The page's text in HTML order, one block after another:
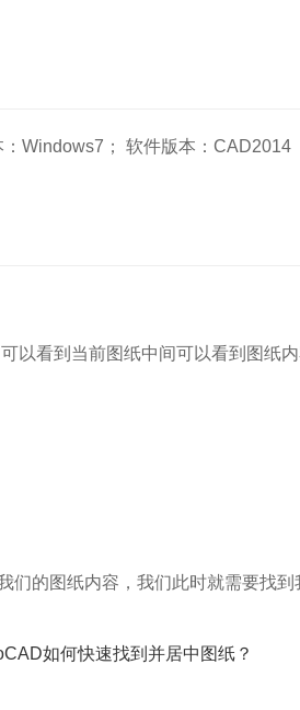
Windows7； 软件版本：CAD2014
以看到当前图纸中间可以看到图纸
的图纸内容，我们此时就需要找到